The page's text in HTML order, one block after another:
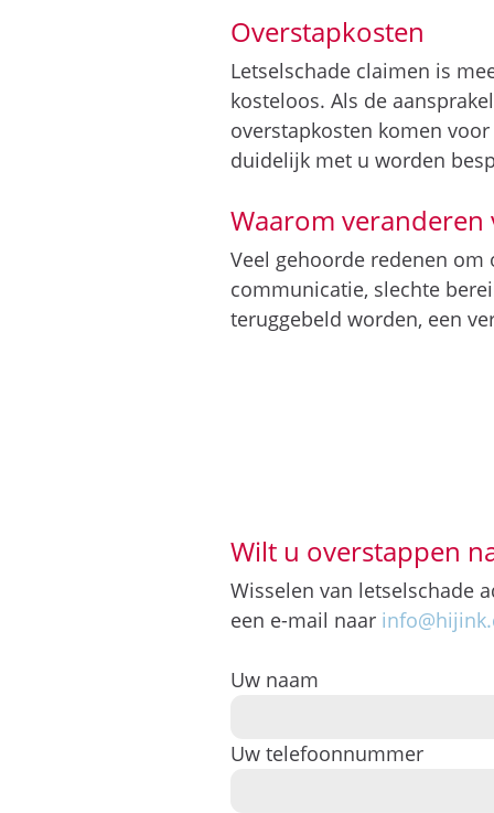
Overstapkosten
Letselschade claimen is
kosteloos. Als de
overstapkosten komen
duidelijk met u worden
Waarom veranderen
Veel gehoorde redenen
communicatie, slechte
teruggebeld worden, een
Wilt u overstappen
Wisselen van letselschade
een e-mail naar
Uw naam
Uw telefoonnummer